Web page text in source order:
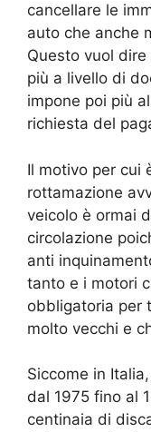
cancellare le
auto che anche
Questo vuol
più a livello di
impone poi più
richiesta del
Il motivo per cui
rottamazione
veicolo è ormai
circolazione
anti
tanto e i motori
obbligatoria per
molto vecchi e
Siccome in
dal 1975 fino al
centinaia di